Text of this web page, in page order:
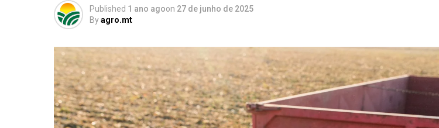
Published 1 ano agoon 27 de junho de 2025
Byagro.mt